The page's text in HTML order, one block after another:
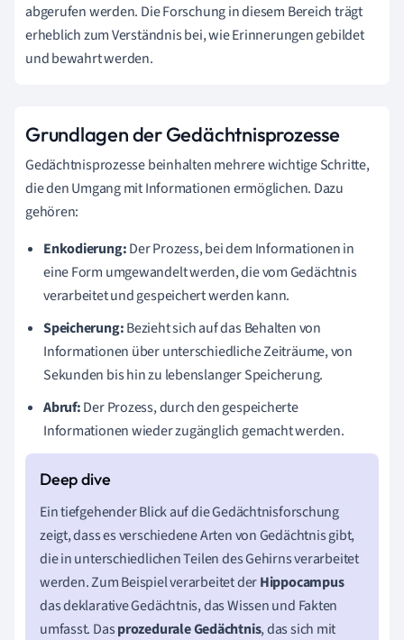
abgerufen werden. Die Forschung in diesem Bereich trägt
erheblich zum Verständnis bei, wie Erinnerungen gebildet
und bewahrt werden.
Grundlagen der Gedächtnisprozesse
Gedächtnisprozesse beinhalten mehrere wichtige Schritte,
die den Umgang mit Informationen ermöglichen. Dazu
gehören:
Enkodierung:Der Prozess, bei dem Informationen in
eine Form umgewandelt werden, die vom Gedächtnis
verarbeitet und gespeichert werden kann.
Speicherung:Bezieht sich auf das Behalten von
Informationen über unterschiedliche Zeiträume, von
Sekunden bis hin zu lebenslanger Speicherung.
Abruf:Der Prozess, durch den gespeicherte
Informationen wieder zugänglich gemacht werden.
Ein tiefgehender Blick auf die Gedächtnisforschung
zeigt, dass es verschiedene Arten von Gedächtnis gibt,
die in unterschiedlichen Teilen des Gehirns verarbeitet
werden. Zum Beispiel verarbeitet derHippocampus
das deklarative Gedächtnis, das Wissen und Fakten
umfasst. Dasprozedurale Gedächtnis, das sich mit